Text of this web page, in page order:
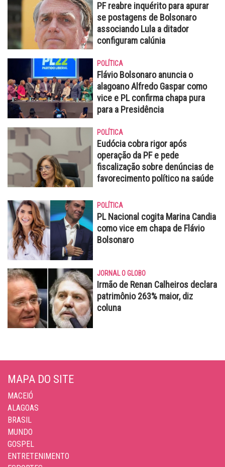
PF reabre inquérito para apurar
se postagens de Bolsonaro
associando Lula a ditador
configuram calúnia
POLÍTICA
Flávio Bolsonaro anuncia o
alagoano Alfredo Gaspar como
vice e PL confirma chapa pura
para a Presidência
POLÍTICA
Eudócia cobra rigor após
operação da PF e pede
fiscalização sobre denúncias de
favorecimento político na saúde
POLÍTICA
PL Nacional cogita Marina Candia
como vice em chapa de Flávio
Bolsonaro
JORNAL O GLOBO
Irmão de Renan Calheiros declara
patrimônio 263% maior, diz
coluna
MAPA DO SITE
MACEIÓ
ALAGOAS
BRASIL
MUNDO
GOSPEL
ENTRETENIMENTO